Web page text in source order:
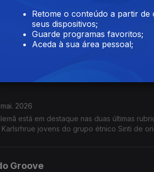
mai. 2026
em português o brilho da soul são uma
em Barry White e no R&b das últimas
2026
em destaque nas duas últimas rubricas deste mês apresentamos hoje o
jovens do grupo étnico Sinti de
Groove
Retome o conteúdo a partir de
seus dispositivos;
Guarde programas favoritos;
Aceda à sua área pessoal;